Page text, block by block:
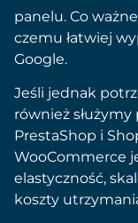
panelu. Co
czemu łatwiej
Google.
Jeśli jednak
również
PrestaShop i
WooCommerce
elastyczność,
koszty